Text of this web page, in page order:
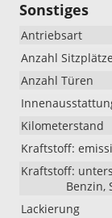
Sonstiges
Antriebsart
Anzahl Sitzplätze
Anzahl Türen
Kilometerstand
Kraftstoff:
Kraftstoff:
Benzin,
Lackierung